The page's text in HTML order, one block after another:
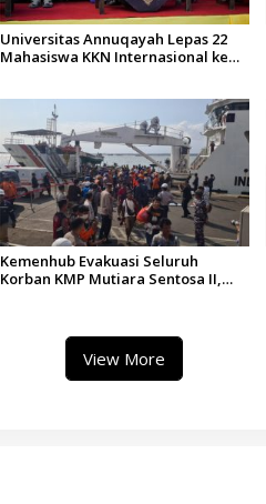
Universitas Annuqayah Lepas 22
Mahasiswa KKN Internasional ke
Kemenhub Evakuasi Seluruh
Korban KMP Mutiara Sentosa II,
View More